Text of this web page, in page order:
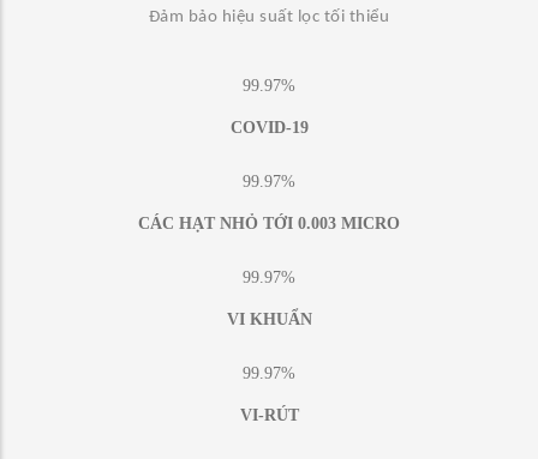
Đảm bảo hiệu suất lọc tối thiểu
99.97%
COVID-19
99.97%
CÁC HẠT NHỎ TỚI 0.003 MICRO
99.97%
VI KHUẨN
99.97%
VI-RÚT